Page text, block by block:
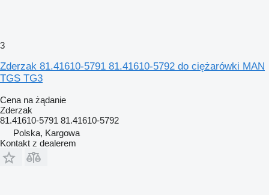
3
Zderzak 81.41610-5791 81.41610-5792 do ciężarówki MAN
TGS TG3
Cena na żądanie
Zderzak
81.41610-5791 81.41610-5792
Polska, Kargowa
Kontakt z dealerem